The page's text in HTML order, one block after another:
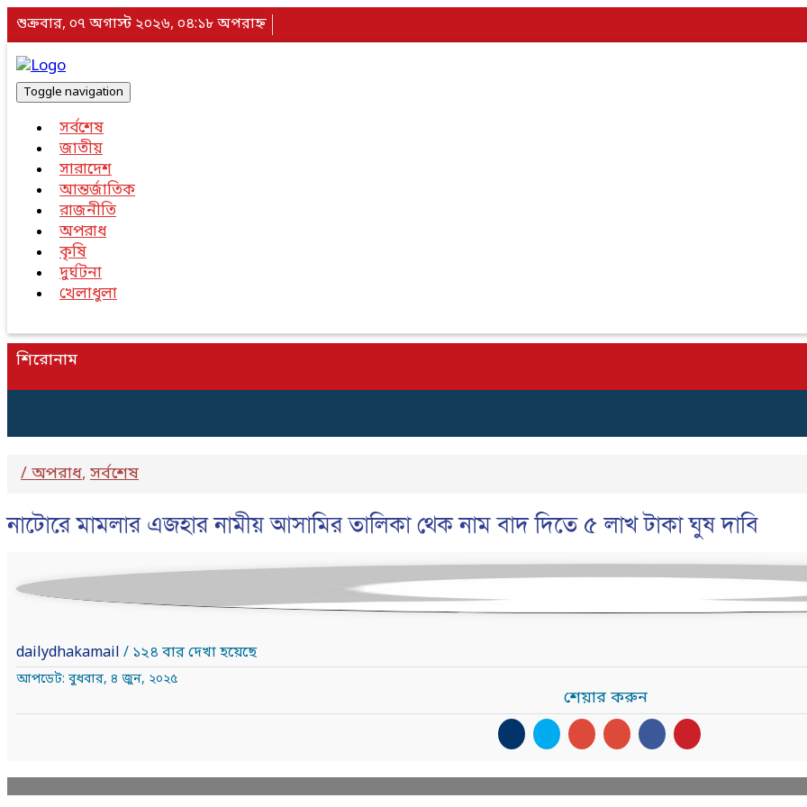
শুক্রবার, ০৭ অগাস্ট ২০২৬, ০৪:১৮ অপরাহ্ন
Toggle navigation
সর্বশেষ
জাতীয়
সারাদেশ
আন্তর্জাতিক
রাজনীতি
অপরাধ
কৃষি
দুর্ঘটনা
খেলাধুলা
শিরোনাম
/অপরাধ, সর্বশেষ
নাটোরে মামলার এজহার নামীয় আসামির তালিকা থেক নাম বাদ দিতে ৫ লাখ টাকা ঘুষ দাবি
dailydhakamail / ১২৪ বার দেখা হয়েছে
আপডেট: বুধবার, ৪ জুন, ২০২৫
শেয়ার করুন